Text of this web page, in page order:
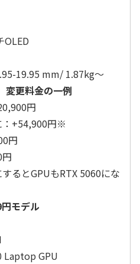
OLED
19.95 mm/ 1.87kg～
変更料金の一例
円
：+54,900円※
円
るとGPUもRTX 5060にな
モデル
Laptop GPU